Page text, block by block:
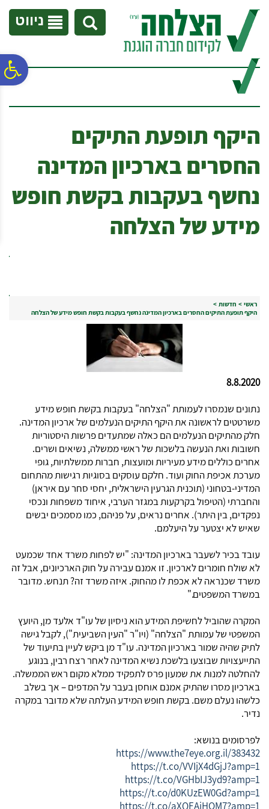
נגישות
אתר
המרכזי
ניווט
היקף תופעת התיקים
החסרים בארכיון המדינה
נחשף בעקבות בקשת חופש
מידע של הצלחה
ראשי > חדשות >
היקף תופעת התיקים החסרים בארכיון המדינה נחשף בעקבות בקשת חופש מידע של הצלחה
8.8.2020
נתונים שנמסרו לעמותת "הצלחה" בעקבות בקשת חופש מידע
משרטטים לראשונה את היקף התיקים הנעלמים של ארכיון המדינה.
חלק מהתיקים הנעלמים הם כאלה שמתעדים פרשות היסטוריות
חשובות ואת הנעשה בלשכות של ראשי ממשלה, נשיאים ושרים.
אחרים כוללים מידע מעיריות ומועצות, חברות ממשלתיות, גופי
מערכת אכיפת החוק ועוד. חלקם עוסקים בסוגיות רגישות מהתחום
המדיני-בטחוני (תוכנית הגרעין הישראלית, יחסי סחר עם איראן)
והחברתי (הטיפול בקרקעות במגזר הערבי, איחוד משפחות ונכסי
נפקדים, בין היתר). אחרים נראים, על פניהם, כמו מסמכים יבשים
שאיש לא יצטער על היעלמם.
עובד בכיר לשעבר בארכיון המדינה: "יש לפחות משרד אחד שכמעט
לא שולח חומרים לארכיון. זו אמנם עבירה על חוק הארכיונים, אבל זה
משרד שכנראה לא אכפת לו מהחוק. איזה משרד זה? תנחש. מדובר
במשרד המשפטים".
המקרה שהוביל לחשיפת המידע הוא ניסיון של עו"ד אלעד מן, היועץ
המשפטי של עמותת "הצלחה" (ויו"ר "העין השביעית"), לקבל גישה
לתיק שהיה שמור בארכיון המדינה. עו"ד מן ביקש לעיין בתיעוד של
התייעצויות שבוצעו בלשכת נשיא המדינה לאחר רצח רבין, בנוגע
להחלטה למנות את שמעון פרס לתפקיד ממלא מקום ראש הממשלה.
בארכיון מסרו שהתיק אמנם אוחסן בעבר על המדפים – אך בשלב
כלשהו נעלם משם. בקשת חופש המידע העלתה שלא מדובר במקרה
נדיר.
לפרסומים בנושא:
https://www.the7eye.org.il/383432
https://t.co/VVIjX4dGjJ?amp=1
https://t.co/VGHbIJ3yd9?amp=1
https://t.co/d0KUzEW0Gd?amp=1
https://t.co/aXQEAjHOM7?amp=1